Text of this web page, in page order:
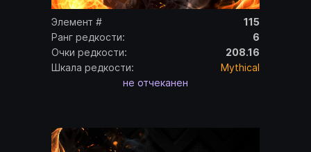
Элемент #
115
Ранг редкости:
6
Очки редкости:
208.16
Шкала редкости:
Mythical
не отчеканен